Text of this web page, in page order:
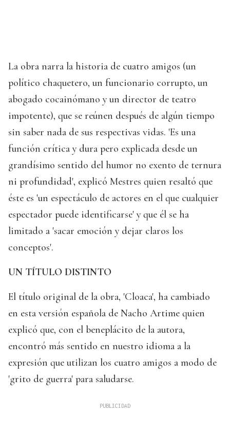
La obra narra la historia de cuatro amigos (un
político chaquetero, un funcionario corrupto, un
abogado cocainómano y un director de teatro
impotente), que se reúnen después de algún tiempo
sin saber nada de sus respectivas vidas. 'Es una
función crítica y dura pero explicada desde un
grandísimo sentido del humor no exento de ternura
ni profundidad', explicó Mestres quien resaltó que
éste es 'un espectáculo de actores en el que cualquier
espectador puede identificarse' y que él se ha
limitado a 'sacar emoción y dejar claros los
conceptos'.
UN TÍTULO DISTINTO
El título original de la obra, 'Cloaca', ha cambiado
en esta versión española de Nacho Artime quien
explicó que, con el beneplácito de la autora,
encontró más sentido en nuestro idioma a la
expresión que utilizan los cuatro amigos a modo de
'grito de guerra' para saludarse.